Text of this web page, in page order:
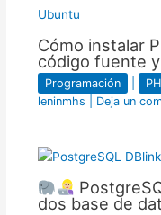
Cómo instalar
código fuente
Programación
leninmhs
Deja un
dos base de